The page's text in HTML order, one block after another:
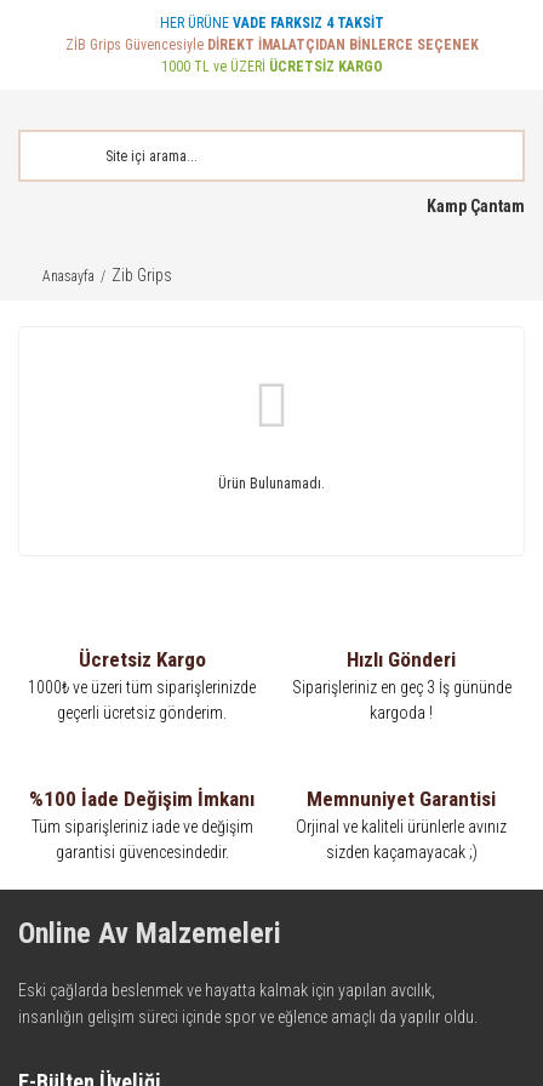
HER ÜRÜNE VADE FARKSIZ 4 TAKSİT
ZİB Grips Güvencesiyle DİREKT İMALATÇIDAN BİNLERCE SEÇENEK
1000 TL ve ÜZERİ ÜCRETSİZ KARGO
Kamp Çantam
Anasayfa Zib Grips
Ürün Bulunamadı.
Ücretsiz Kargo
1000₺ ve üzeri tüm siparişlerinizde
geçerli ücretsiz gönderim.
Hızlı Gönderi
Siparişleriniz en geç 3 İş gününde
kargoda !
%100 İade Değişim İmkanı
Tüm siparişleriniz iade ve değişim
garantisi güvencesindedir.
Memnuniyet Garantisi
Orjinal ve kaliteli ürünlerle avınız
sizden kaçamayacak ;)
Online Av Malzemeleri
Eski çağlarda beslenmek ve hayatta kalmak için yapılan avcılık,
insanlığın gelişim süreci içinde spor ve eğlence amaçlı da yapılır oldu.
teknolojinin dokunuşuyla av malzemelerinde en iyisini meydana